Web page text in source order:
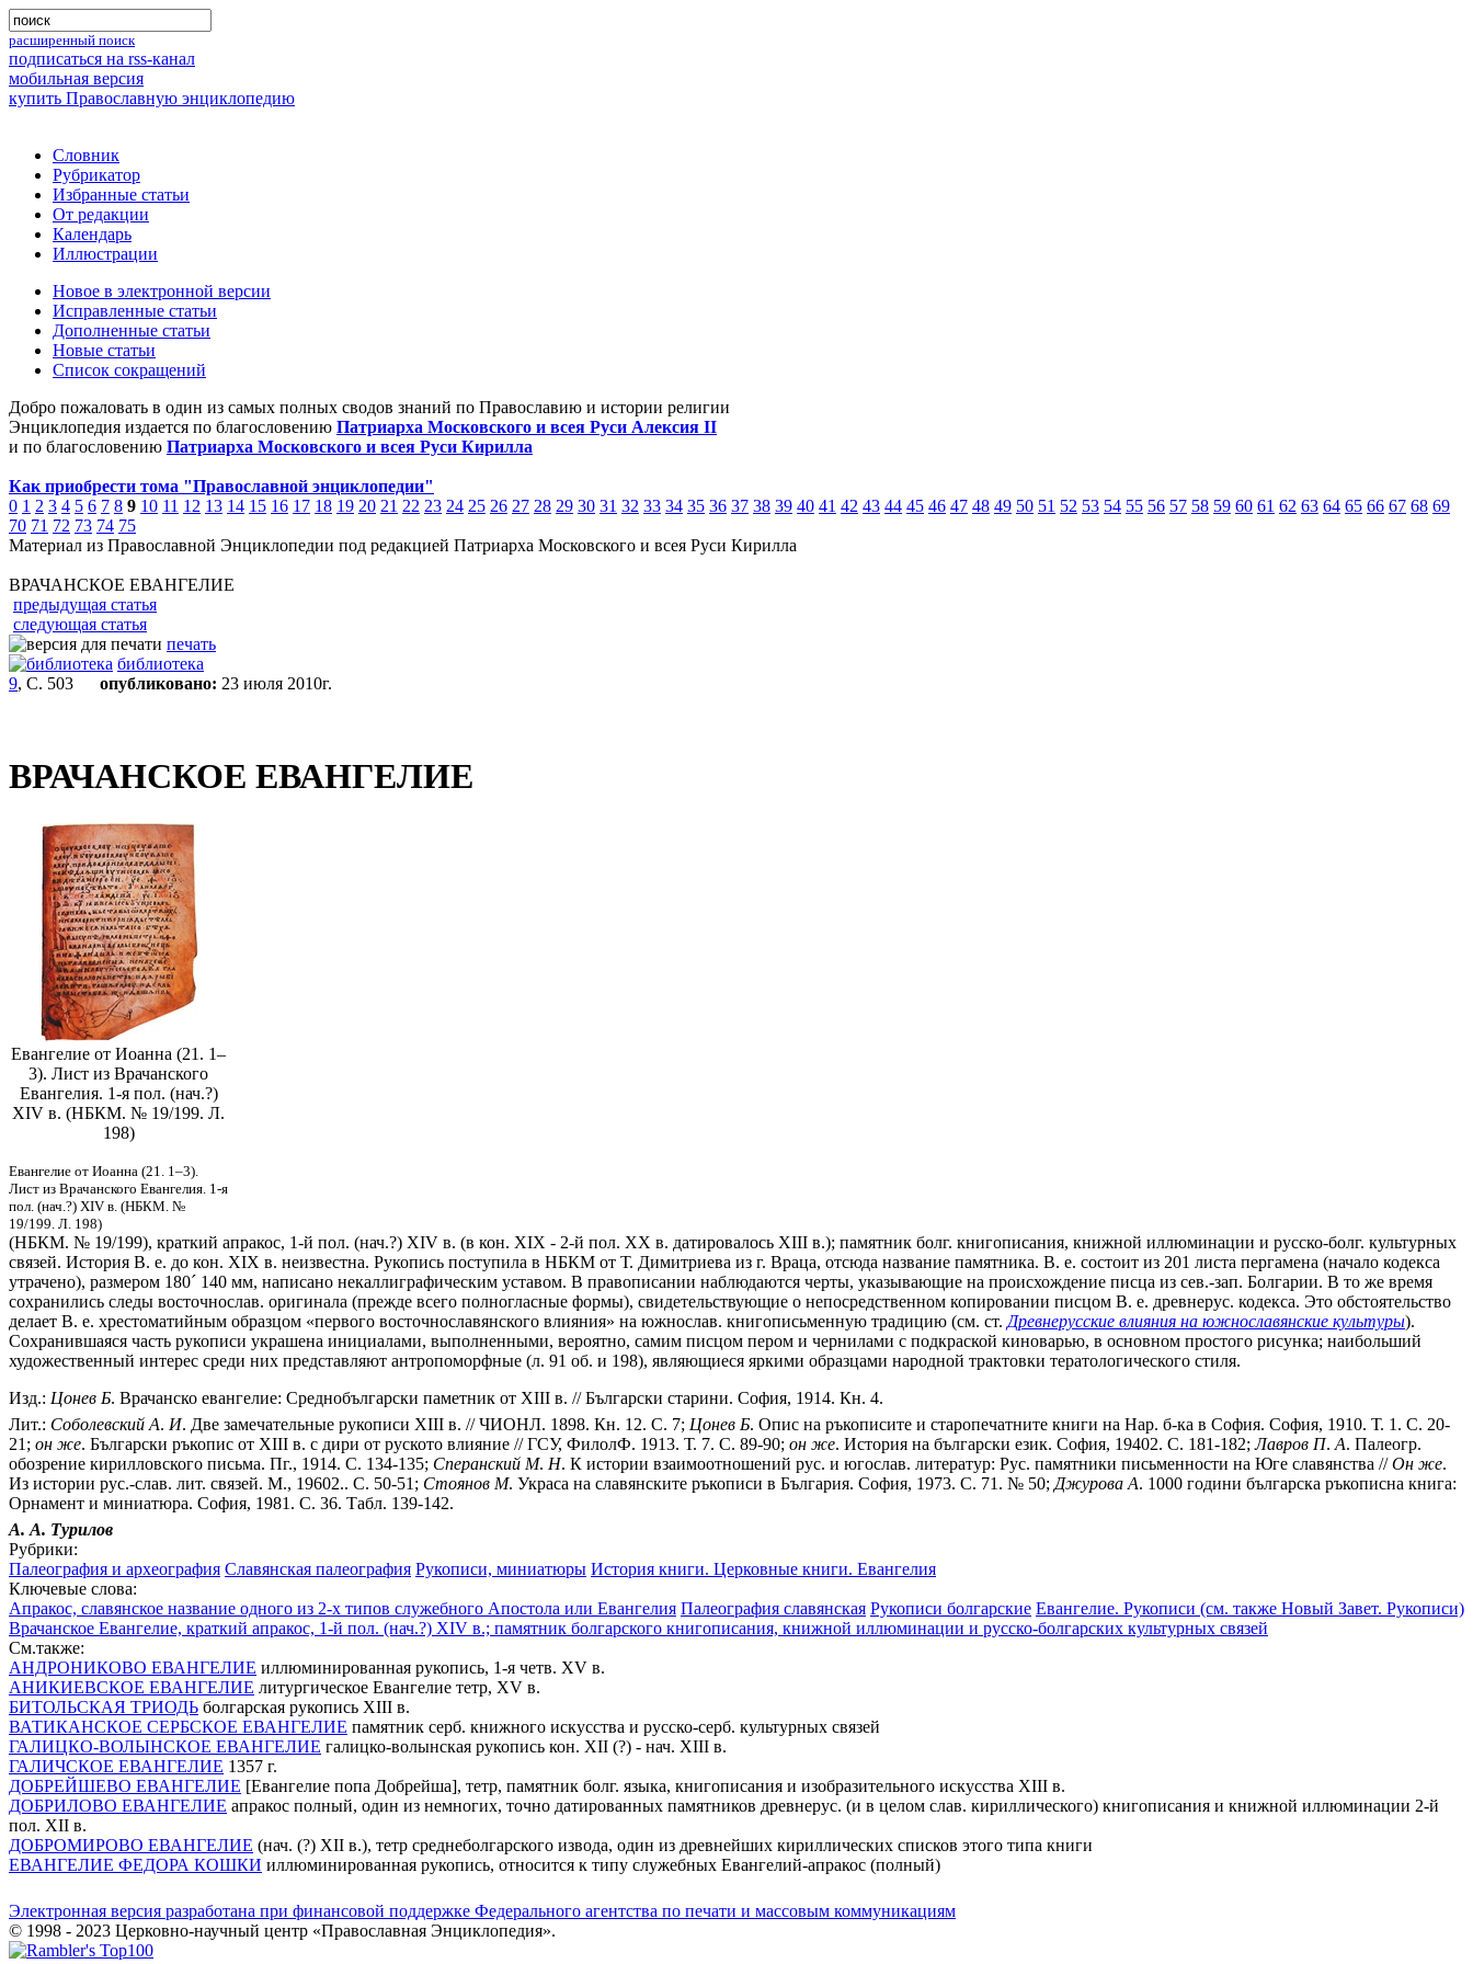
расширенный поиск
подписаться на rss-канал
мобильная версия
купить Православную энциклопедию
Словник
Рубрикатор
Избранные статьи
От редакции
Календарь
Иллюстрации
Новое в электронной версии
Исправленные статьи
Дополненные статьи
Новые статьи
Список сокращений
Добро пожаловать в один из самых полных сводов знаний по Православию и истории религии
Энциклопедия издается по благословению Патриарха Московского и всея Руси Алексия II
и по благословению Патриарха Московского и всея Руси Кирилла
Как приобрести тома "Православной энциклопедии"
0 1 2 3 4 5 6 7 8 9 10 11 12 13 14 15 16 17 18 19 20 21 22 23 24 25 26 27 28 29 30 31 32 33 34 35 36 37 38 39 40 41 42 43 44 45 46 47 48 49 50 51 52 53 54 55 56 57 58 59 60 61 62 63 64 65 66 67 68 69
70 71 72 73 74 75
Материал из Православной Энциклопедии под редакцией Патриарха Московского и всея Руси Кирилла
ВРАЧАНСКОЕ ЕВАНГЕЛИЕ
предыдущая статья
следующая статья
печать
библиотека
9, С. 503 опубликовано: 23 июля 2010г.
ВРАЧАНСКОЕ ЕВАНГЕЛИЕ
Евангелие от Иоанна (21. 1–
3). Лист из Врачанского
Евангелия. 1-я пол. (нач.?)
XIV в. (НБКМ. № 19/199. Л.
198)
Евангелие от Иоанна (21. 1–3).
Лист из Врачанского Евангелия. 1-я
пол. (нач.?) XIV в. (НБКМ. №
19/199. Л. 198)
(НБКМ. № 19/199), краткий апракос, 1-й пол. (нач.?) XIV в. (в кон. XIX - 2-й пол. XX в. датировалось XIII в.); памятник болг. книгописания, книжной иллюминации и русско-болг. культурных
связей. История В. е. до кон. XIX в. неизвестна. Рукопись поступила в НБКМ от Т. Димитриева из г. Враца, отсюда название памятника. В. е. состоит из 201 листа пергамена (начало кодекса
утрачено), размером 180´ 140 мм, написано некаллиграфическим уставом. В правописании наблюдаются черты, указывающие на происхождение писца из сев.-зап. Болгарии. В то же время
сохранились следы восточнослав. оригинала (прежде всего полногласные формы), свидетельствующие о непосредственном копировании писцом В. е. древнерус. кодекса. Это обстоятельство
делает В. е. хрестоматийным образцом «первого восточнославянского влияния» на южнослав. книгописьменную традицию (см. ст. Древнерусские влияния на южнославянские культуры).
Сохранившаяся часть рукописи украшена инициалами, выполненными, вероятно, самим писцом пером и чернилами с подкраской киноварью, в основном простого рисунка; наибольший
художественный интерес среди них представляют антропоморфные (л. 91 об. и 198), являющиеся яркими образцами народной трактовки тератологического стиля.
Изд.: Цонев Б. Врачанско евангелие: Среднобългарски паметник от XIII в. // Български старини. София, 1914. Кн. 4.
Лит.: Соболевский А. И. Две замечательные рукописи XIII в. // ЧИОНЛ. 1898. Кн. 12. С. 7; Цонев Б. Опис на ръкописите и старопечатните книги на Нар. б-ка в София. София, 1910. Т. 1. С. 20-
21; он же. Български ръкопис от XIII в. с дири от руското влияние // ГСУ, ФилолФ. 1913. Т. 7. С. 89-90; он же. История на български език. София, 19402. С. 181-182;Лавров П. А. Палеогр.
обозрение кирилловского письма. Пг., 1914. С. 134-135; Сперанский М. Н. К истории взаимоотношений рус. и югослав. литератур: Рус. памятники письменности на Юге славянства //Он же.
Из истории рус.-слав. лит. связей. М., 19602.. С. 50-51; Стоянов М. Украса на славянските ръкописи в България. София, 1973. С. 71. № 50; Джурова А. 1000 години българска ръкописна книга:
Орнамент и миниатюра. София, 1981. С. 36. Табл. 139-142.
А. А. Турилов
Рубрики:
Палеография и археография Славянская палеография Рукописи, миниатюры История книги. Церковные книги. Евангелия
Ключевые слова:
Апракос, славянское название одного из 2-х типов служебного Апостола или Евангелия Палеография славянская Рукописи болгарские Евангелие. Рукописи (см. также Новый Завет. Рукописи)
Врачанское Евангелие, краткий апракос, 1-й пол. (нач.?) XIV в.; памятник болгарского книгописания, книжной иллюминации и русско-болгарских культурных связей
См.также:
АНДРОНИКОВО ЕВАНГЕЛИЕ иллюминированная рукопись, 1-я четв. XV в.
АНИКИЕВСКОЕ ЕВАНГЕЛИЕ литургическое Евангелие тетр, XV в.
БИТОЛЬСКАЯ ТРИОДЬ болгарская рукопись XIII в.
ВАТИКАНСКОЕ СЕРБСКОЕ ЕВАНГЕЛИЕ памятник серб. книжного искусства и русско-серб. культурных связей
ГАЛИЦКО-ВОЛЫНСКОЕ ЕВАНГЕЛИЕ галицко-волынская рукопись кон. XII (?) - нач. XIII в.
ГАЛИЧСКОЕ ЕВАНГЕЛИЕ 1357 г.
ДОБРЕЙШЕВО ЕВАНГЕЛИЕ [Евангелие попа Добрейша], тетр, памятник болг. языка, книгописания и изобразительного искусства ХIII в.
ДОБРИЛОВО ЕВАНГЕЛИЕ апракос полный, один из немногих, точно датированных памятников древнерус. (и в целом слав. кириллического) книгописания и книжной иллюминации 2-й
пол. XII в.
ДОБРОМИРОВО ЕВАНГЕЛИЕ (нач. (?) XII в.), тетр среднеболгарского извода, один из древнейших кириллических списков этого типа книги
ЕВАНГЕЛИЕ ФЕДОРА КОШКИ иллюминированная рукопись, относится к типу служебных Евангелий-апракос (полный)
Электронная версия разработана при финансовой поддержке Федерального агентства по печати и массовым коммуникациям
© 1998 - 2023 Церковно-научный центр «Православная Энциклопедия».